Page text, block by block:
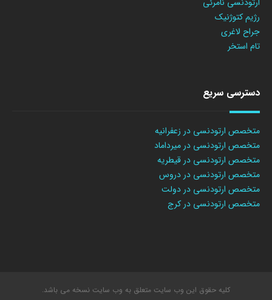
رژیم کتوژنیک
جراح لاغری
تام استخر
دسترسی سریع
متخصص ارتودنسی در زعفرانیه
متخصص ارتودنسی در میرداماد
متخصص ارتودنسی در قیطریه
متخصص ارتودنسی در دروس
متخصص ارتودنسی در دولت
متخصص ارتودنسی در کرج
کلیه حقوق این وب سایت متعلق به وب سایت نسخه می باشد.